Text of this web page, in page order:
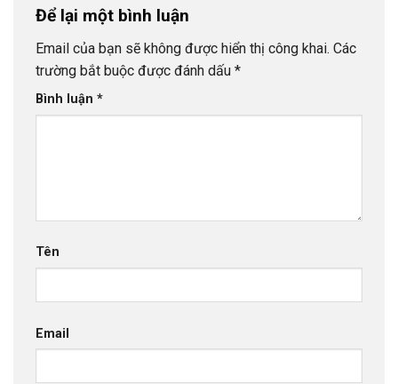
Để lại một bình luận
Email của bạn sẽ không được hiển thị công khai. Các
trường bắt buộc được đánh dấu *
Bình luận *
Tên
Email